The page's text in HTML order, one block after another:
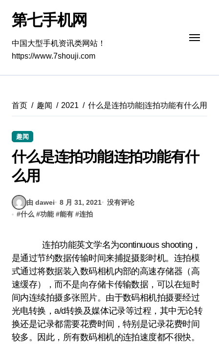
第七手机网
中国大型手机资讯类网站！
https://www.7shouji.com
首页 趣闻 2021 什么是连拍功能|连拍功能有什么用
趣闻
什么是连拍功能|连拍功能有什
么用
由 dawei 8 月 31, 2021
没有评论
#什么 #功能 #能有 #连拍
连拍功能英文学名为continuous shooting，
是通过节约数据传输时间来捕捉摄影时机。连拍模
式通过将数据装入数码相机内部的高速存储器（高
速缓存），而不是向存储卡传输数据，可以在短时
间内连续拍摄多张照片。由于数码相机拍摄要经过
光电转换，a/d转换及媒体记录等过程，其中无论转
换还是记录都需要花费时间，特别是记录花费时间
较多。因此，所有数码相机的连拍速度都不很快。